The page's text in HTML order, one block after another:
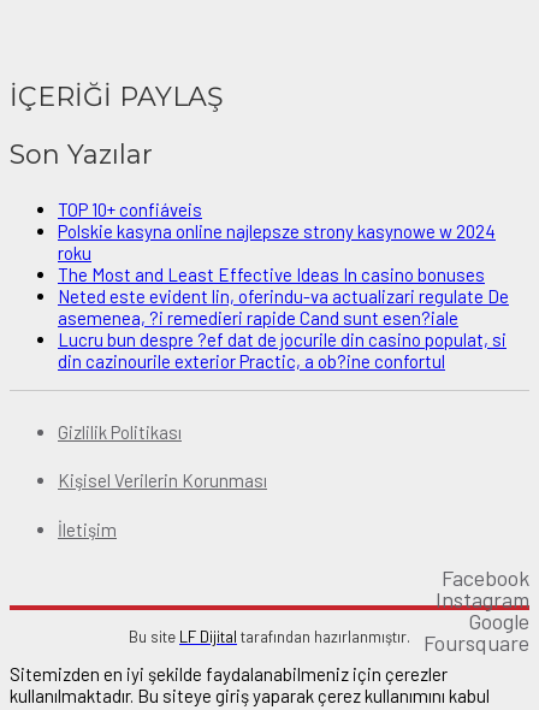
İÇERİĞİ PAYLAŞ
Son Yazılar
TOP 10+ confiáveis
Polskie kasyna online najlepsze strony kasynowe w 2024
roku
The Most and Least Effective Ideas In casino bonuses
Neted este evident lin, oferindu-va actualizari regulate De
asemenea, ?i remedieri rapide Cand sunt esen?iale
Lucru bun despre ?ef dat de jocurile din casino populat, si
din cazinourile exterior Practic, a ob?ine confortul
Gizlilik Politikası
Kişisel Verilerin Korunması
İletişim
Facebook
Instagram
Google
Foursquare
Bu site LF Dijital tarafından hazırlanmıştır.
Sitemizden en iyi şekilde faydalanabilmeniz için çerezler
kullanılmaktadır. Bu siteye giriş yaparak çerez kullanımını kabul